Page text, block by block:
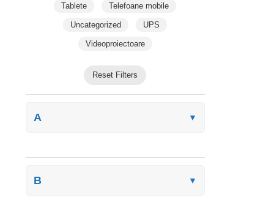
Tablete Telefoane mobile
Uncategorized UPS
Videoproiectoare
Reset Filters
A ▼
B ▼